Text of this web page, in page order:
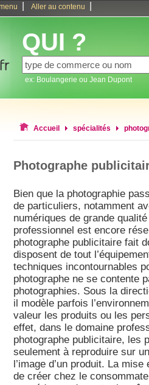
Aller au contenu
QUI ?
ex: Boulangerie ou Jean Dupont
Accueil spécialités
Photographe
Bien que la photographie
de particuliers, notamment
numériques de grande
professionnel est encore
photographe publicitaire fait
disposent de tout
techniques incontournables
photographe ne se contente
photographies. Sous la
il modèle parfois
valeur les produits ou les
effet, dans le domaine
photographe publicitaire, les
seulement à reproduire sur
l’image d’un produit. La
de créer chez le